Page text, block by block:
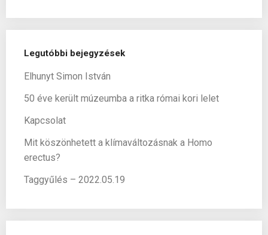
Legutóbbi bejegyzések
Elhunyt Simon István
50 éve került múzeumba a ritka római kori lelet
Kapcsolat
Mit köszönhetett a klímaváltozásnak a Homo
erectus?
Taggyűlés – 2022.05.19